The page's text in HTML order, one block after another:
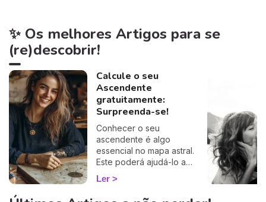
✨ Os melhores Artigos para se
(re)descobrir!
Calcule o seu
Ascendente
gratuitamente:
Surpreenda-se!
Conhecer o seu
ascendente é algo
essencial no mapa astral.
Este poderá ajudá-lo a
compreender o porquê de
alguns comportamentos e
que imagem transmite aos
Ler